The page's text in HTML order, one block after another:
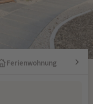
Ferienwohnung